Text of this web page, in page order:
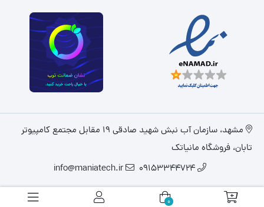
مشهد، سازمان آب نبش شهید صادقی 19 مقابل مجتمع کامپیوتر
تابان، فروشگاه مانیاتک
09153344724
info@maniatech.ir
0